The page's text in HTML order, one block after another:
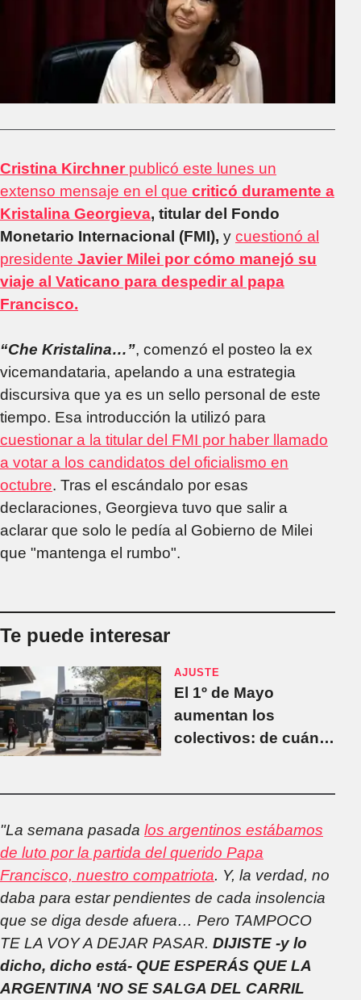
Cristina Kirchner publicó este lunes un
extenso mensaje en el que criticó duramente a
Kristalina Georgieva, titular del Fondo
Monetario Internacional (FMI), y cuestionó al
presidente Javier Milei por cómo manejó su
viaje al Vaticano para despedir al papa
Francisco.
“Che Kristalina…”, comenzó el posteo la ex
vicemandataria, apelando a una estrategia
discursiva que ya es un sello personal de este
tiempo. Esa introducción la utilizó para
cuestionar a la titular del FMI por haber llamado
a votar a los candidatos del oficialismo en
octubre. Tras el escándalo por esas
declaraciones, Georgieva tuvo que salir a
aclarar que solo le pedía al Gobierno de Milei
que "mantenga el rumbo".
Te puede interesar
AJUSTE
El 1º de Mayo
aumentan los
colectivos: de cuánto
"La semana pasada los argentinos estábamos
de luto por la partida del querido Papa
Francisco, nuestro compatriota. Y, la verdad, no
daba para estar pendientes de cada insolencia
que se diga desde afuera… Pero TAMPOCO
TE LA VOY A DEJAR PASAR. DIJISTE -y lo
dicho, dicho está- QUE ESPERÁS QUE LA
ARGENTINA 'NO SE SALGA DEL CARRIL